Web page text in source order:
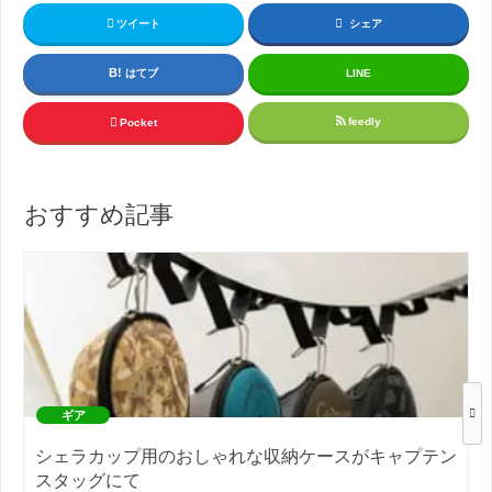
ツイート シェア
はてブ LINE
Pocket feedly
おすすめ記事
ギア
シェラカップ用のおしゃれな収納ケースがキャプテン
スタッグにて